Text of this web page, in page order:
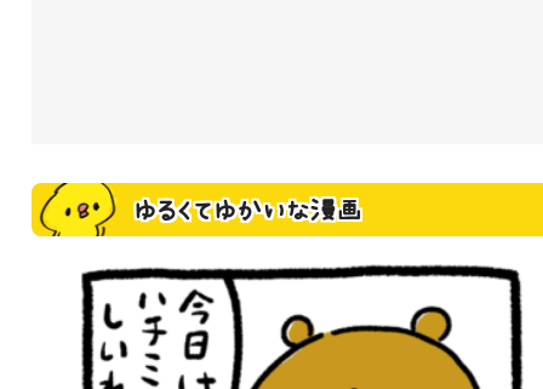
ゆるくてゆかいな漫画